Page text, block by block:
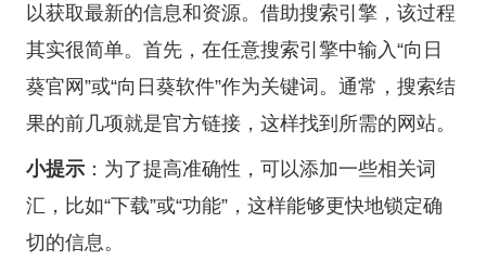
以获取最新的信息和资源。借助搜索引擎，该过程
其实很简单。首先，在任意搜索引擎中输入“向日
葵官网”或“向日葵软件”作为关键词。通常，搜索结
果的前几项就是官方链接，这样找到所需的网站。
小提示 ：为了提高准确性，可以添加一些相关词
汇，比如“下载”或“功能”，这样能够更快地锁定确
切的信息。